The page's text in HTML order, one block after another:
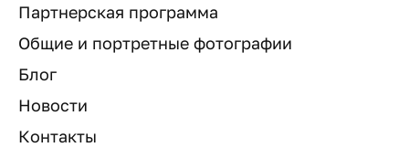
Партнерская программа
Общие и портретные фотографии
Блог
Новости
Контакты